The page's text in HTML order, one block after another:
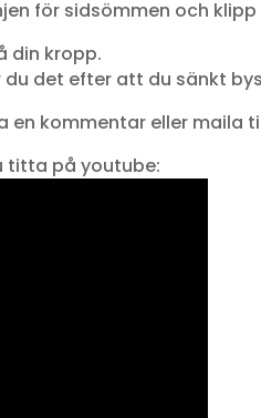
för sidsömmen och klipp
din kropp.
du det efter att du sänkt
en kommentar eller maila
titta på youtube: